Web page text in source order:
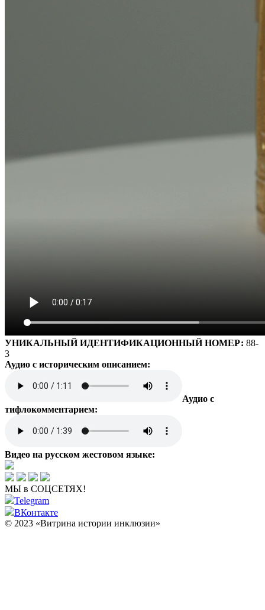
УНИКАЛЬНЫЙ ИДЕНТИФИКАЦИОННЫЙ НОМЕР: 88-
3
Аудио с историческим описанием:
Аудио с
тифлокомментарием:
Видео на русском жестовом языке:
МЫ в СОЦСЕТЯХ!
Telegram
ВКонтакте
© 2023 «Витрина истории инклюзии»